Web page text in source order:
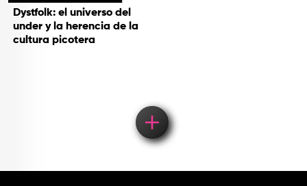
Dystfolk: el universo del
under y la herencia de la
cultura picotera